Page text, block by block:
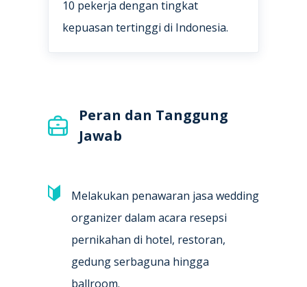
10 pekerja dengan tingkat
kepuasan tertinggi di Indonesia.
Peran dan Tanggung
Jawab
Melakukan penawaran jasa wedding
organizer dalam acara resepsi
pernikahan di hotel, restoran,
gedung serbaguna hingga
ballroom.